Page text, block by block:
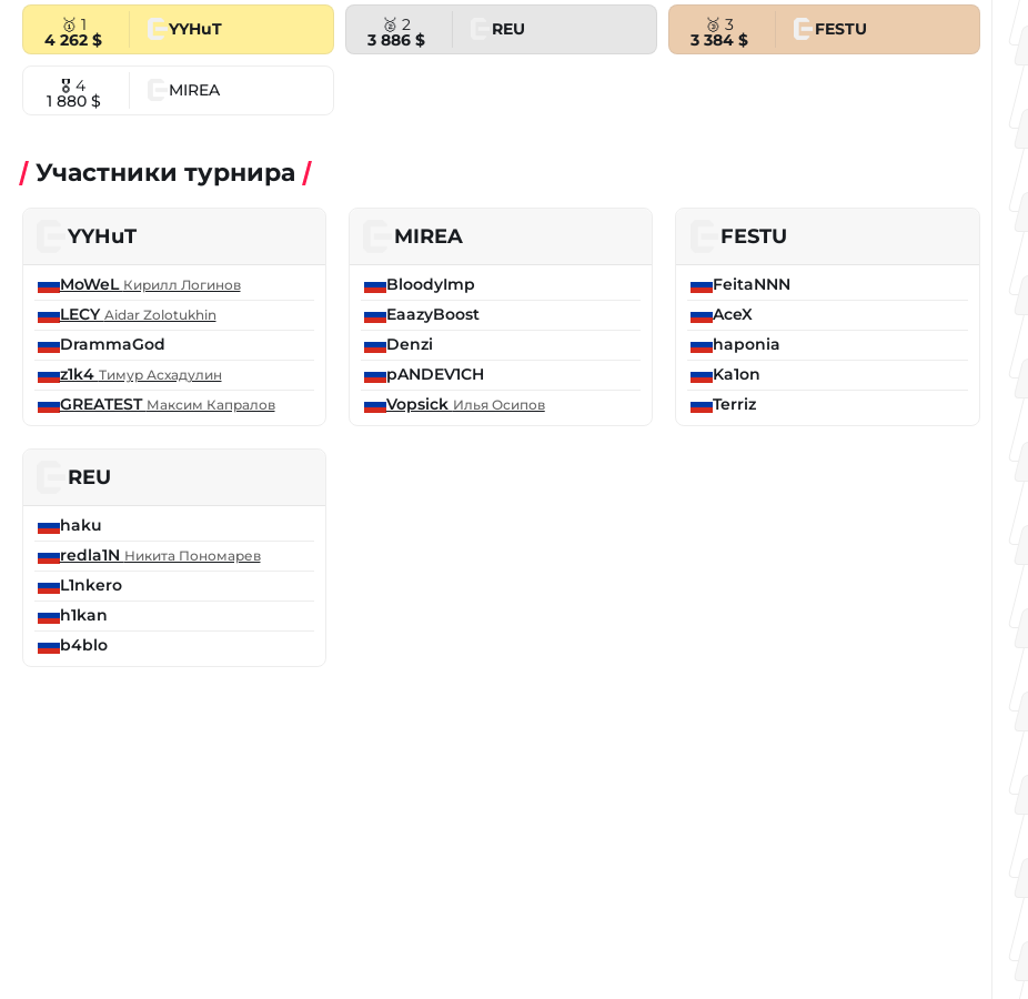
🥇 1
4 262 $
YYHuT 🥈 2
3 886 $
REU 🥉 3
3 384 $
FESTU
🎖 4
1 880 $
MIREA
Участники турнира
YYHuT
MoWeL Кирилл Логинов
LECY Aidar Zolotukhin
DrammaGod
z1k4 Тимур Асхадулин
GREATEST Максим Капралов
MIREA
BloodyImp
EaazyBoost
Denzi
pANDEV1CH
Vopsick Илья Осипов
FESTU
FeitaNNN
AceX
haponia
Ka1on
Terriz
REU
haku
redla1N Никита Пономарев
L1nkero
h1kan
b4blo